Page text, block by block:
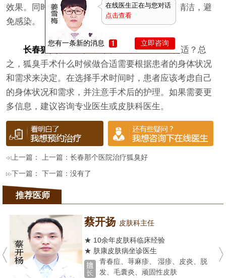
效果。同时，患者还应该注意保持身体干燥、清洁，避
免感染。
长春狐臭手术医院-狐臭手术什么时候做合适？总
之，狐臭手术什么时候做合适需要根据患者的身体状况
和需求来决定。在选择手术时间时，患者应该考虑自己
的身体状况和需求，并注意手术后的护理。如果需要更
多信息，建议咨询专业医生或皮肤科医生。
上一篇： 上一篇：长春那个医院治疗狐臭好
下一篇： 下一篇：没有了
推荐医师
蔡开扬 皮肤科主任
★ 10余年皮肤科临床经验
★ 肤康皮肤病坐诊医生
青春痘、荨麻疹、 湿疹、皮炎、脱
发、毛囊炎、顽固性皮肤
在线医生正在与您对话
点击查看
您有一条新的消息 立即咨询